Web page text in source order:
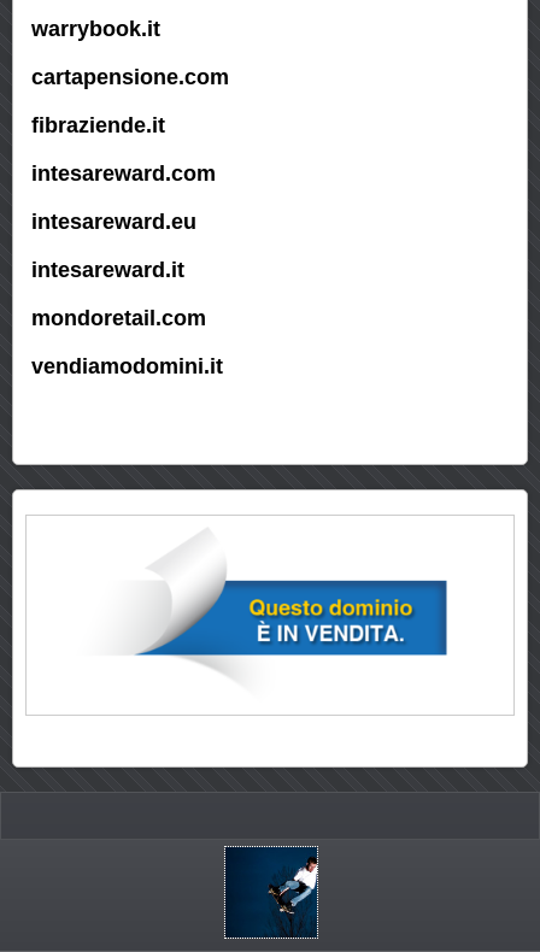
warrybook.it
cartapensione.com
fibraziende.it
intesareward.com
intesareward.eu
intesareward.it
mondoretail.com
vendiamodomini.it